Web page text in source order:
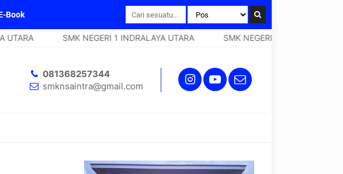
Book
SMK NEGERI 1 INDRALAYA UTARA SMK NEGERI 1 INDRALAYA UTARA
081368257344
smknsaintra@gmail.com